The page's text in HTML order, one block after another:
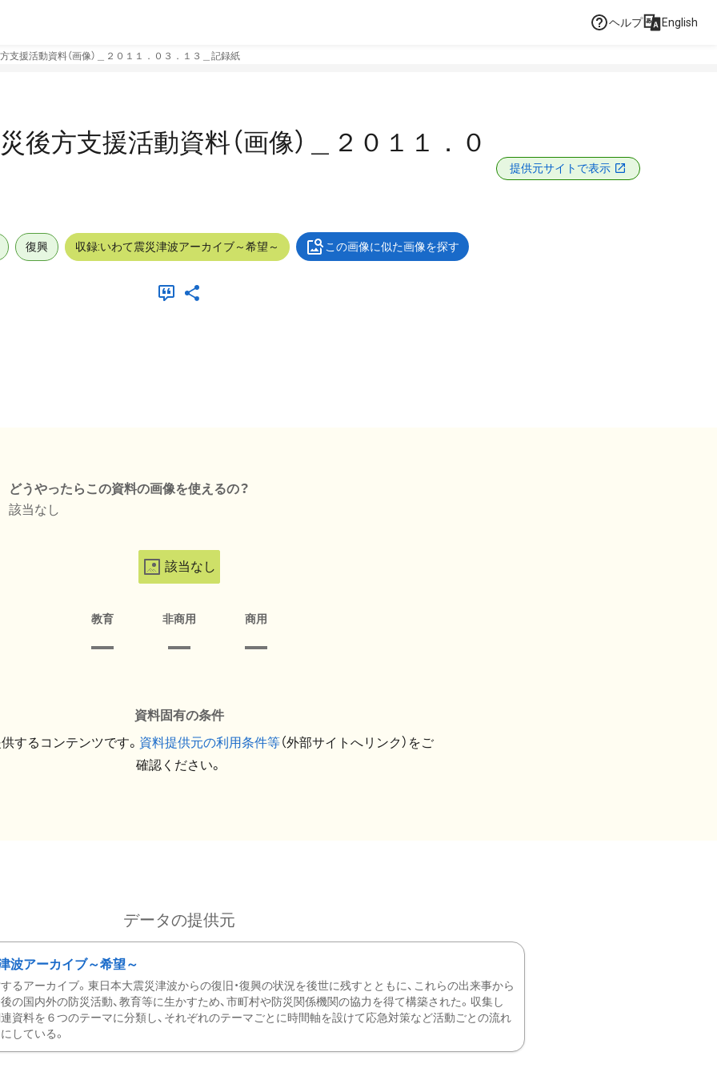
ヘルプ English
支援活動資料（画像）＿２０１１．０３．１３＿記録紙
後方支援活動資料（画像）＿２０１１．０
提供元サイトで表示
復興 収録:いわて震災津波アーカイブ～希望～ この画像に似た画像を探す
どうやったらこの資料の画像を使えるの？
該当なし
該当なし
教育 非商用 商用
資料固有の条件
するコンテンツです。 資料提供元の利用条件等（外部サイトへリンク）をご
確認ください。
データの提供元
波アーカイブ～希望～
るアーカイブ。東日本大震災津波からの復旧・復興の状況を後世に残すとともに、これらの出来事から
の国内外の防災活動、教育等に生かすため、市町村や防災関係機関の協力を得て構築された。収集し
資料を６つのテーマに分類し、それぞれのテーマごとに時間軸を設けて応急対策など活動ごとの流れ
している。